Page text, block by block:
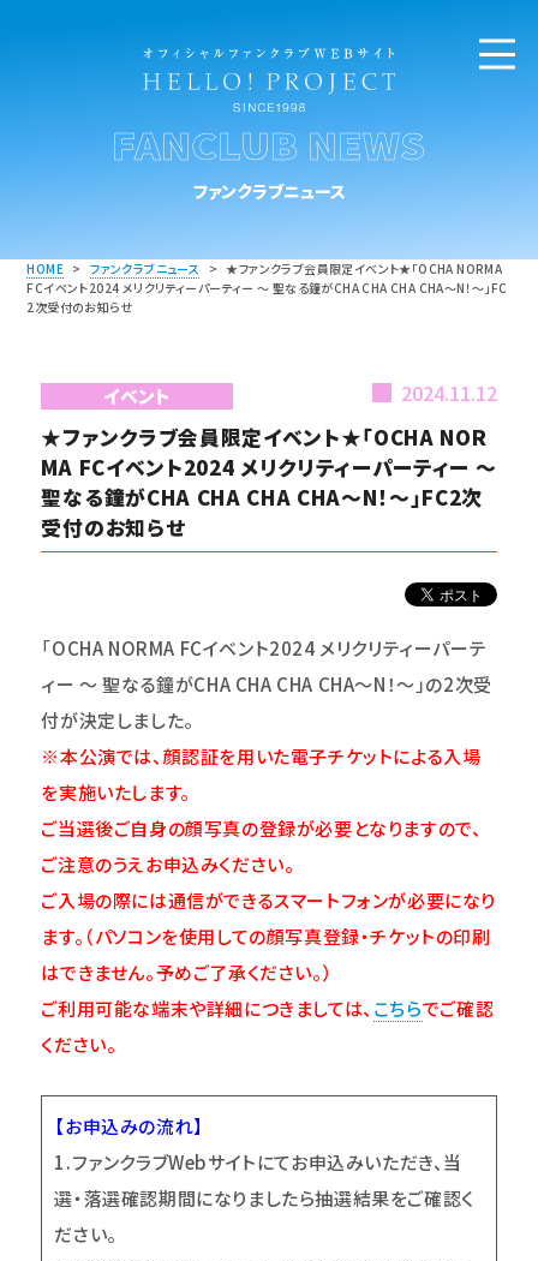
FANCLUB NEWS
ファンクラブニュース
HOME > ファンクラブニュース > ★ファンクラブ会員限定イベント★「OCHA NORMA
FCイベント2024 メリクリティーパーティー ～ 聖なる鐘がCHA CHA CHA CHA～N！～」FC
2次受付のお知らせ
イベント 2024.11.12
★ファンクラブ会員限定イベント★「OCHA NOR
MA FCイベント2024 メリクリティーパーティー ～
聖なる鐘がCHA CHA CHA CHA～N！～」FC2次
受付のお知らせ
「OCHA NORMA FCイベント2024 メリクリティーパーテ
ィー ～ 聖なる鐘がCHA CHA CHA CHA～N！～」の2次受
付が決定しました。
※本公演では、顔認証を用いた電子チケットによる入場
を実施いたします。
ご当選後ご自身の顔写真の登録が必要となりますので、
ご注意のうえお申込みください。
ご入場の際には通信ができるスマートフォンが必要になり
ます。（パソコンを使用しての顔写真登録・チケットの印刷
はできません。予めご了承ください。）
ご利用可能な端末や詳細につきましては、 こちらでご確認
ください。
【お申込みの流れ】
1.ファンクラブWebサイトにてお申込みいただき、当
選・落選確認期間になりましたら抽選結果をご確認く
ださい。